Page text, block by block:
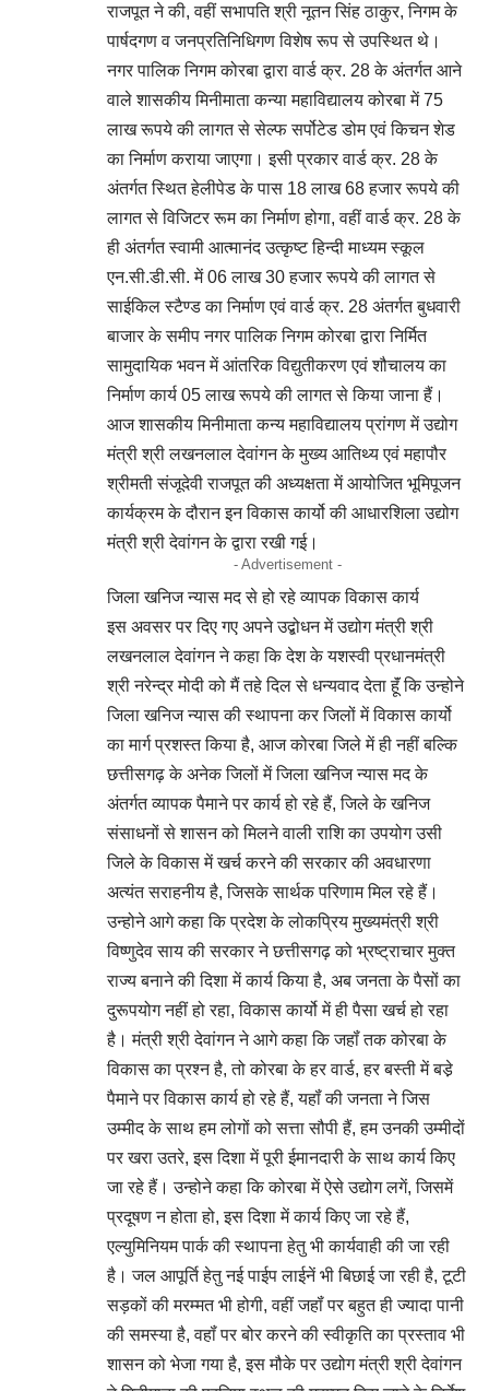
राजपूत ने की, वहीं सभापति श्री नूतन सिंह ठाकुर, निगम के
पार्षदगण व जनप्रतिनिधिगण विशेष रूप से उपस्थित थे।
नगर पालिक निगम कोरबा द्वारा वार्ड क्र. 28 के अंतर्गत आने
वाले शासकीय मिनीमाता कन्या महाविद्यालय कोरबा में 75
लाख रूपये की लागत से सेल्फ सर्पोटेड डोम एवं किचन शेड
का निर्माण कराया जाएगा। इसी प्रकार वार्ड क्र. 28 के
अंतर्गत स्थित हेलीपेड के पास 18 लाख 68 हजार रूपये की
लागत से विजिटर रूम का निर्माण होगा, वहीं वार्ड क्र. 28 के
ही अंतर्गत स्वामी आत्मानंद उत्कृष्ट हिन्दी माध्यम स्कूल
एन.सी.डी.सी. में 06 लाख 30 हजार रूपये की लागत से
साईकिल स्टैण्ड का निर्माण एवं वार्ड क्र. 28 अंतर्गत बुधवारी
बाजार के समीप नगर पालिक निगम कोरबा द्वारा निर्मित
सामुदायिक भवन में आंतरिक विद्युतीकरण एवं शौचालय का
निर्माण कार्य 05 लाख रूपये की लागत से किया जाना हैं।
आज शासकीय मिनीमाता कन्य महाविद्यालय प्रांगण में उद्योग
मंत्री श्री लखनलाल देवांगन के मुख्य आतिथ्य एवं महापौर
श्रीमती संजूदेवी राजपूत की अध्यक्षता में आयोजित भूमिपूजन
कार्यक्रम के दौरान इन विकास कार्यो की आधारशिला उद्योग
मंत्री श्री देवांगन के द्वारा रखी गई।
- Advertisement -
जिला खनिज न्यास मद से हो रहे व्यापक विकास कार्य
इस अवसर पर दिए गए अपने उद्बोधन में उद्योग मंत्री श्री
लखनलाल देवांगन ने कहा कि देश के यशस्वी प्रधानमंत्री
श्री नरेन्द्र मोदी को मैं तहे दिल से धन्यवाद देता हूॅं कि उन्होने
जिला खनिज न्यास की स्थापना कर जिलों में विकास कार्यो
का मार्ग प्रशस्त किया है, आज कोरबा जिले में ही नहीं बल्कि
छत्तीसगढ़ के अनेक जिलों में जिला खनिज न्यास मद के
अंतर्गत व्यापक पैमाने पर कार्य हो रहे हैं, जिले के खनिज
संसाधनों से शासन को मिलने वाली राशि का उपयोग उसी
जिले के विकास में खर्च करने की सरकार की अवधारणा
अत्यंत सराहनीय है, जिसके सार्थक परिणाम मिल रहे हैं।
उन्होने आगे कहा कि प्रदेश के लोकप्रिय मुख्यमंत्री श्री
विष्णुदेव साय की सरकार ने छत्तीसगढ़ को भ्रष्ट्राचार मुक्त
राज्य बनाने की दिशा में कार्य किया है, अब जनता के पैसों का
दुरूपयोग नहीं हो रहा, विकास कार्यो में ही पैसा खर्च हो रहा
है। मंत्री श्री देवांगन ने आगे कहा कि जहॉं तक कोरबा के
विकास का प्रश्न है, तो कोरबा के हर वार्ड, हर बस्ती में बडे़
पैमाने पर विकास कार्य हो रहे हैं, यहॉं की जनता ने जिस
उम्मीद के साथ हम लोगों को सत्ता सौपी हैं, हम उनकी उम्मीदों
पर खरा उतरे, इस दिशा में पूरी ईमानदारी के साथ कार्य किए
जा रहे हैं। उन्होने कहा कि कोरबा में ऐसे उद्योग लगें, जिसमें
प्रदूषण न होता हो, इस दिशा में कार्य किए जा रहे हैं,
एल्युमिनियम पार्क की स्थापना हेतु भी कार्यवाही की जा रही
है। जल आपूर्ति हेतु नई पाईप लाईनें भी बिछाई जा रही है, टूटी
सड़कों की मरम्मत भी होगी, वहीं जहॉं पर बहुत ही ज्यादा पानी
की समस्या है, वहॉं पर बोर करने की स्वीकृति का प्रस्ताव भी
शासन को भेजा गया है, इस मौके पर उद्योग मंत्री श्री देवांगन